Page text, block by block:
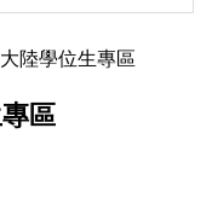
大陸學位生專區
區